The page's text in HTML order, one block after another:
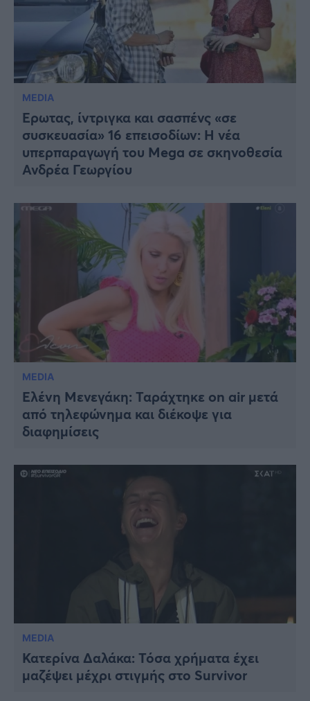
MEDIA
Έρωτας, ίντριγκα και σασπένς «σε
συσκευασία» 16 επεισοδίων: H νέα
υπερπαραγωγή του Mega σε σκηνοθεσία
Ανδρέα Γεωργίου
MEDIA
Ελένη Μενεγάκη: Ταράχτηκε on air μετά
από τηλεφώνημα και διέκοψε για
διαφημίσεις
MEDIA
Κατερίνα Δαλάκα: Τόσα χρήματα έχει
μαζέψει μέχρι στιγμής στο Survivor